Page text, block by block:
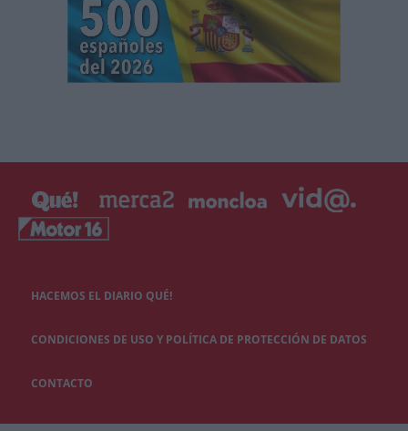
HACEMOS EL DIARIO QUÉ!
CONDICIONES DE USO Y POLÍTICA DE PROTECCIÓN DE DATOS
CONTACTO